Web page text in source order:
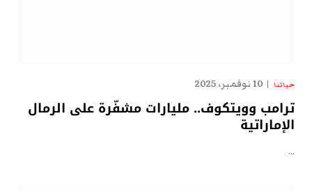
حياتنا 10 نوفمبر، 2025
ترامب وويتكوف.. مليارات مشفّرة على الرمال
الإماراتية
…